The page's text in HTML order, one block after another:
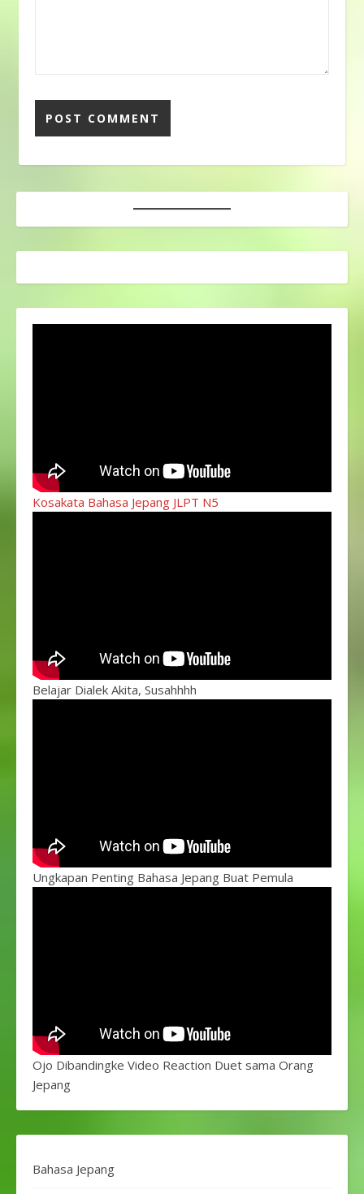
Kosakata Bahasa Jepang JLPT N5
Belajar Dialek Akita, Susahhhh
Ungkapan Penting Bahasa Jepang Buat Pemula
Ojo Dibandingke Video Reaction Duet sama Orang
Jepang
Bahasa Jepang